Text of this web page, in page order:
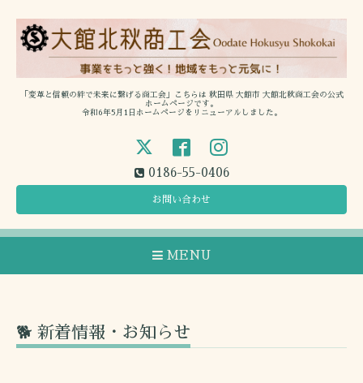
「変革と信頼の絆で未来に繋げる商工会」こちらは 秋田県 大館市 大館北秋商工会の公式
ホームページです。
令和6年5月1日ホームページをリニューアルしました。
0186-55-0406
お問い合わせ
MENU
🐕 新着情報・お知らせ